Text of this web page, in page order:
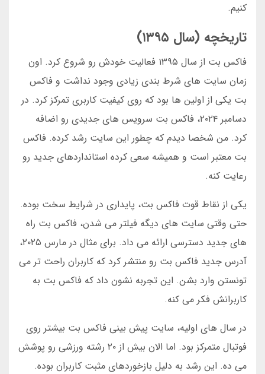
کنیم.
تاریخچه (سال ۱۳۹۵)
فاکس بت از سال ۱۳۹۵ فعالیت خودش رو شروع کرد. اون
زمان سایت های شرط بندی زیادی وجود نداشت و فاکس
بت یکی از اولین ها بود که روی کیفیت کاربری تمرکز کرد. در
دسامبر ۲۰۲۴، فاکس بت سرویس های جدیدی رو اضافه
کرد. من شخصا دیدم که چطور این سایت رشد کرده. فاکس
بت معتبر است و همیشه سعی کرده استانداردهای جدید رو
رعایت کنه.
یکی از نقاط قوت فاکس بت، پایداری در شرایط سخت بوده.
حتی وقتی سایت های دیگه فیلتر می شدن، فاکس بت راه
های جدید دسترسی ارائه می داد. برای مثال در مارس ۲۰۲۵،
آدرس جدید فاکس بت رو منتشر کرد که کاربران راحت تر می
تونستن وارد بشن. این تجربه نشون داد که فاکس بت به
کاربرانش فکر می کنه.
در سال های اولیه، سایت پیش بینی فاکس بت بیشتر روی
فوتبال متمرکز بود. اما الان بیش از ۲۰ رشته ورزشی رو پوشش
می ده. این رشد به دلیل بازخوردهای مثبت کاربران بوده.